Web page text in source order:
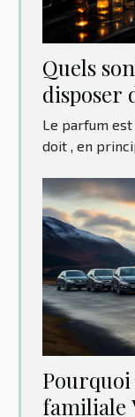
Quels
disposer
original ?
Le parfum
doit , en
familiale